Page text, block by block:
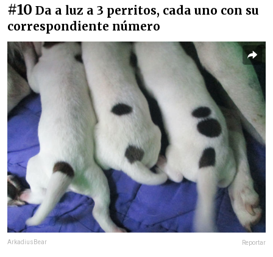
#10 Da a luz a 3 perritos, cada uno con su
correspondiente número
ArkadiusBear Reportar